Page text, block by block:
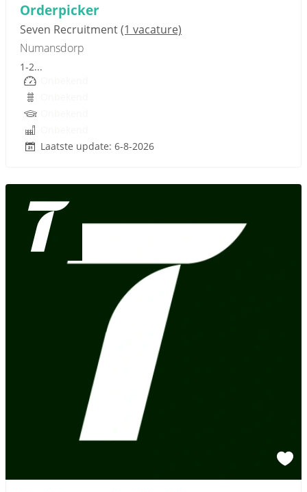
Orderpicker
Seven Recruitment(1 vacature)
Numansdorp
1-2...
Laatste update: 6-8-2026